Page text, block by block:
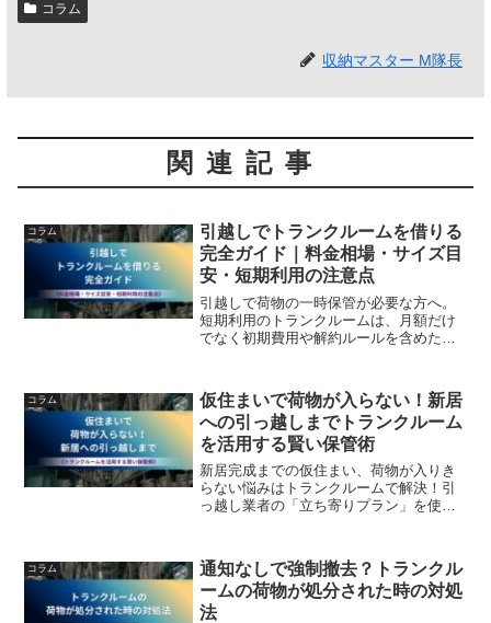
コラム
収納マスター M隊長
関連記事
コラム
引越しでトランクルームを借りる
完全ガイド｜料金相場・サイズ目
安・短期利用の注意点
引越しで荷物の一時保管が必要な方へ。
短期利用のトランクルームは、月額だけ
でなく初期費用や解約ルールを含めた総
は自分で行うのが原則。料金相場からサ
イズ選び、運搬の段取りまで、失敗しな
い手順を完全ガイドします。
コラム
仮住まいで荷物が入らない！新居
への引っ越しまでトランクルーム
を活用する賢い保管術
新居完成までの仮住まい、荷物が入りき
らない悩みはトランクルームで解決！引
っ越し業者の「立ち寄りプラン」を使え
ストレスを減らす保管術まで、賢い活用
法を詳しく解説します。
コラム
通知なしで強制撤去？トランクル
ームの荷物が処分された時の対処
法